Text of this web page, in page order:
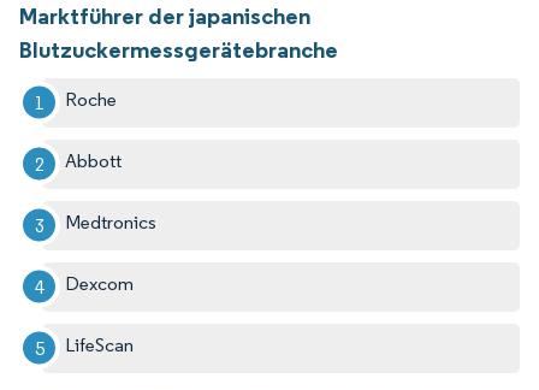
Marktführer der japanischen
Blutzuckermessgerätebranche
Roche
Abbott
Medtronics
Dexcom
LifeScan